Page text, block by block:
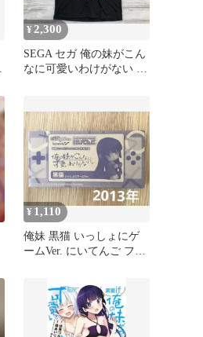
¥ 2,300
SEGA セガ 俺の妹がこん
なに可愛いわけがない 高
ツ カットソー 黒 L メン
ズ コットン100%
¥ 1,110
俺妹 黒猫 いっしょにゲ
ームVer. にいてんご フィ